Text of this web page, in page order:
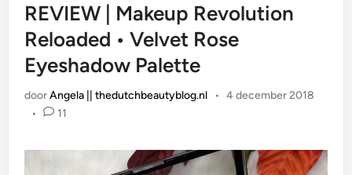
REVIEW | Makeup Revolution
Reloaded • Velvet Rose
Eyeshadow Palette
doorAngela || thedutchbeautyblog.nl • 4 december 2018
•
11